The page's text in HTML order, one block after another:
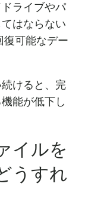
ライブやパ
はならない
復可能なデー
けると、完
能が低下し
イルを
うすれ